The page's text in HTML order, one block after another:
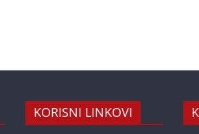
KORISNI LINKOVI